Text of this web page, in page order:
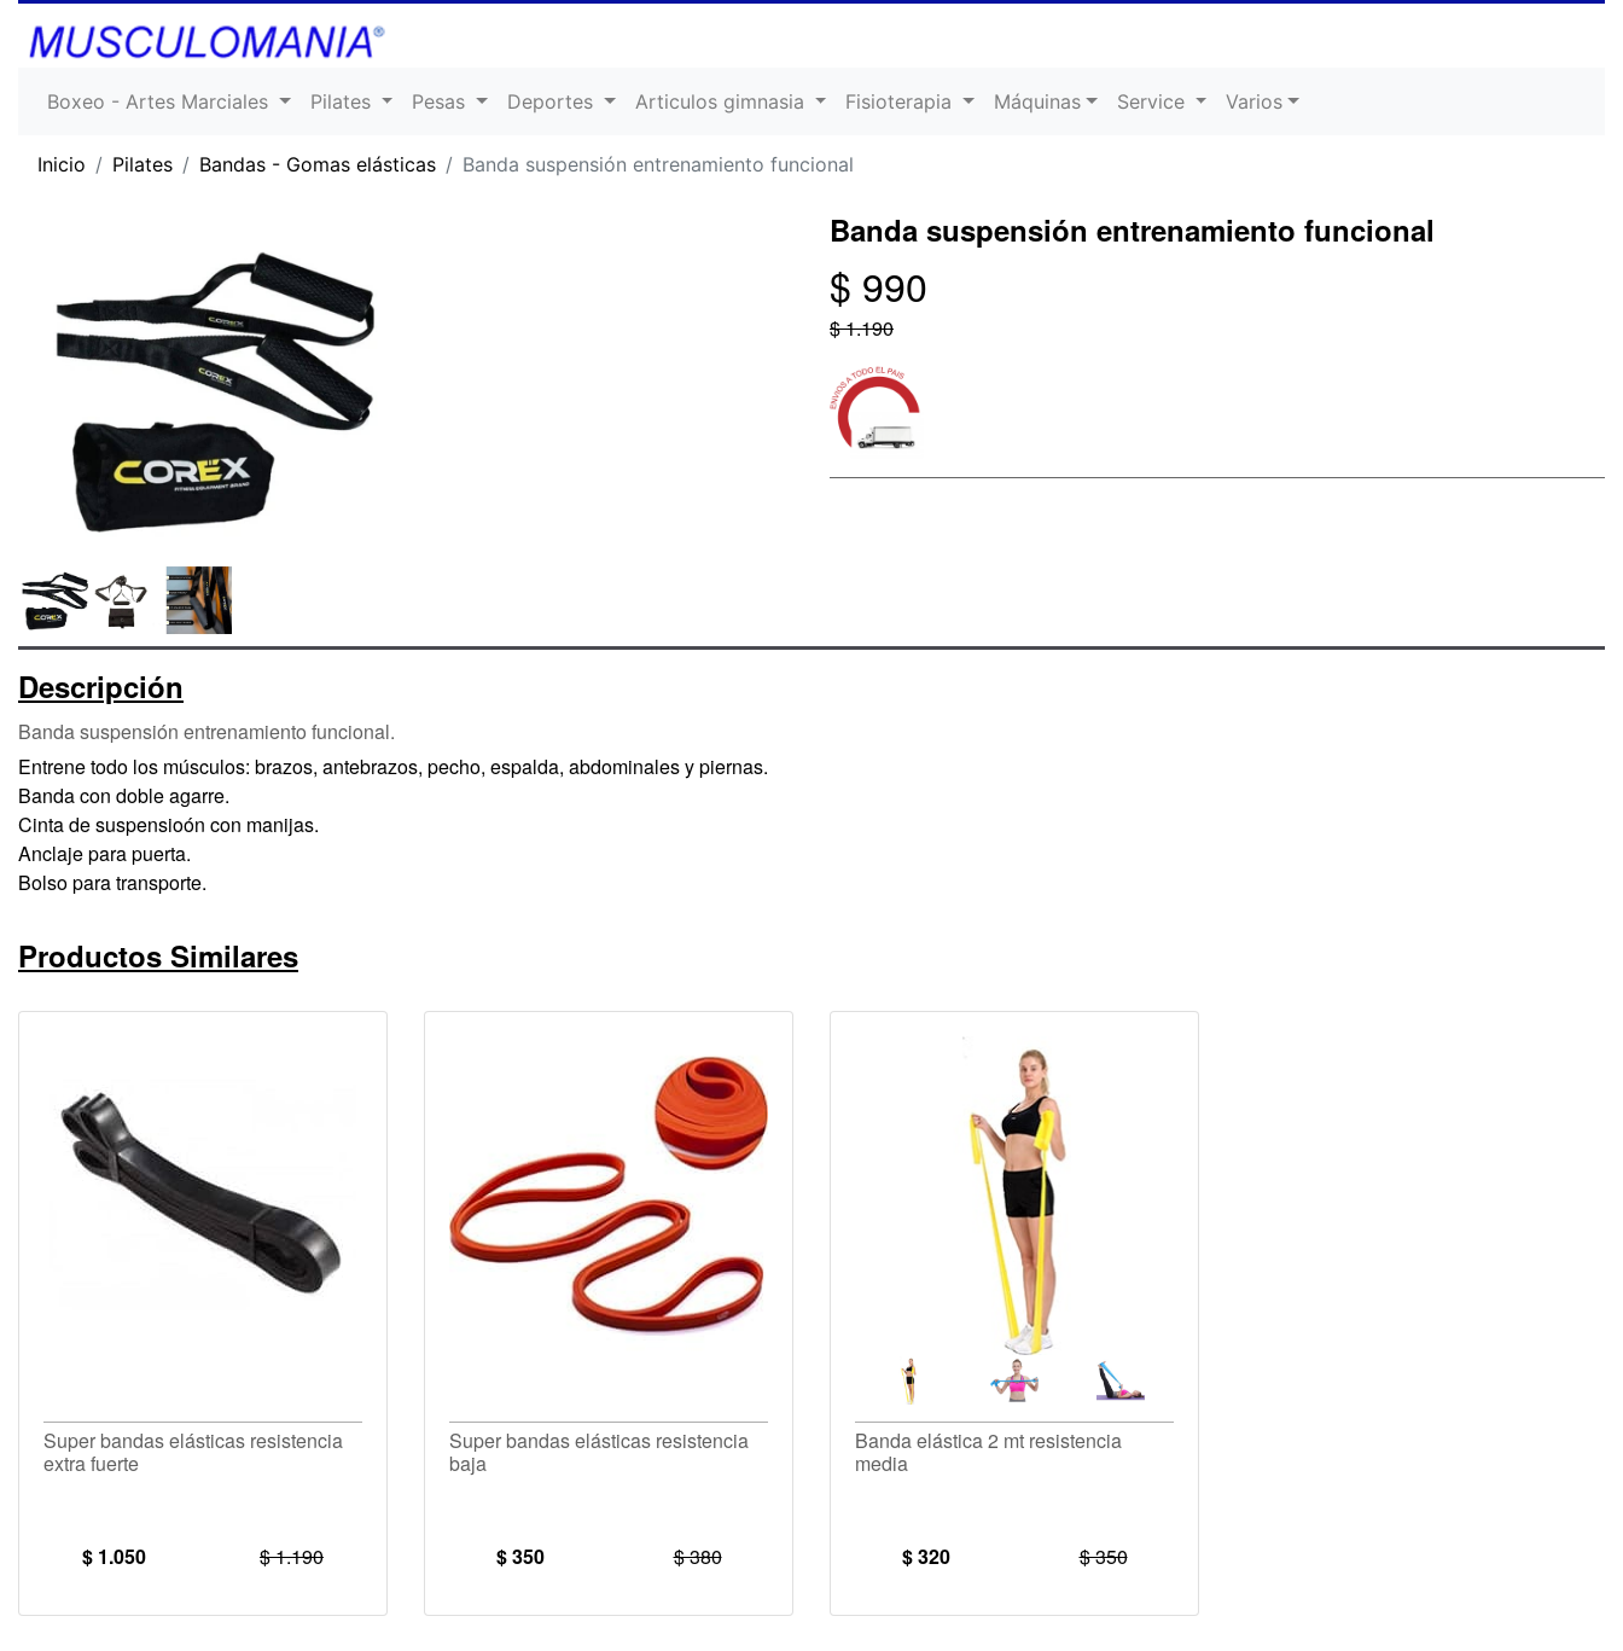
Boxeo - Artes Marciales Pilates Pesas Deportes Articulos gimnasia Fisioterapia Máquinas Service Varios
Inicio Pilates Bandas - Gomas elásticas Banda suspensión entrenamiento funcional
Banda suspensión entrenamiento funcional
$ 990
$ 1.190
Descripción
Banda suspensión entrenamiento funcional.
Entrene todo los músculos: brazos, antebrazos, pecho, espalda, abdominales y piernas.
Banda con doble agarre.
Cinta de suspensioón con manijas.
Anclaje para puerta.
Bolso para transporte.
Productos Similares
Super bandas elásticas resistencia
extra fuerte
$ 1.050 $ 1.190
Super bandas elásticas resistencia
baja
$ 350 $ 380
Banda elástica 2 mt resistencia
media
$ 320 $ 350